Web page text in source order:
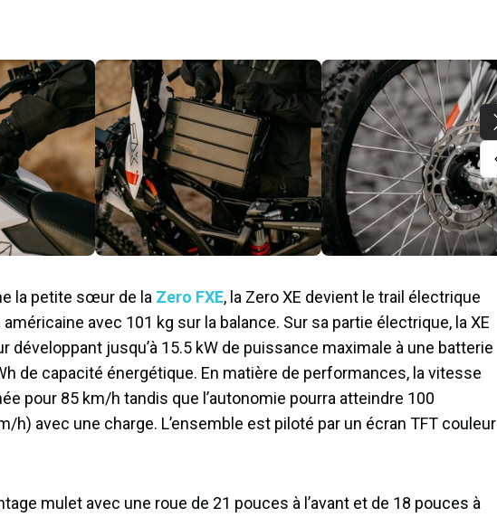
la petite sœur de la Zero FXE, la Zero XE devient le trail électrique
avec 101 kg sur la balance. Sur sa partie électrique, la XE
développant jusqu’à 15.5 kW de puissance maximale à une batterie
de capacité énergétique. En matière de performances, la vitesse
pour 85 km/h tandis que l’autonomie pourra atteindre 100
h) avec une charge. L’ensemble est piloté par un écran TFT couleur
mulet avec une roue de 21 pouces à l’avant et de 18 pouces à